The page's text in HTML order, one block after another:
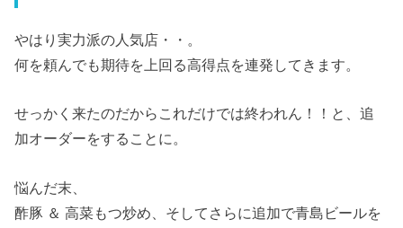
やはり実力派の人気店・・。
何を頼んでも期待を上回る高得点を連発してきます。
せっかく来たのだからこれだけでは終われん！！と、追
加オーダーをすることに。
悩んだ末、
酢豚 ＆ 高菜もつ炒め、そしてさらに追加で青島ビールを